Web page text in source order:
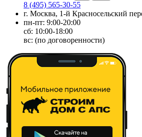
8 (495) 565-30-55
г. Москва, 1-й Красносельский
пн-пт: 9:00-20:00
сб: 10:00-18:00
вс: (по договоренности)